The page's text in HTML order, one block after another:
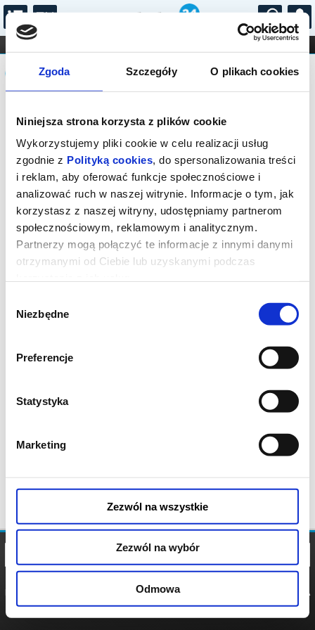
Zgoda Szczegóły O plikach cookies
Niniejsza strona korzysta z plików cookie
Wykorzystujemy pliki cookie w celu realizacji usług
zgodnie z Polityką cookies, do spersonalizowania treści
i reklam, aby oferować funkcje społecznościowe i
analizować ruch w naszej witrynie. Informacje o tym, jak
korzystasz z naszej witryny, udostępniamy partnerom
społecznościowym, reklamowym i analitycznym.
Partnerzy mogą połączyć te informacje z innymi danymi
otrzymanymi od Ciebie lub uzyskanymi podczas
zgody
Niezbędne
Preferencje
Statystyka
Marketing
Zezwól na wszystkie
Zezwól na wybór
Odmowa
...
FILHARMONIA OPERA I BALET
STAND-UP
DLA DZIECI
Komunikat
Sprzedaż biletów on-line na wydarzenie
została zakończona.
POLITYKA
POLITYKA